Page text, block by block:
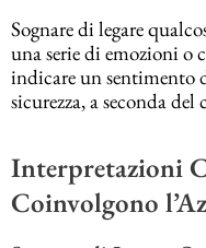
Sognare di legare
una serie di emozioni o
indicare un sentimento
sicurezza, a seconda
Interpretazioni
Coinvolgono